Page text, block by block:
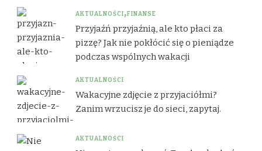
AKTUALNOŚCI FINANSE
Przyjaźń przyjaźnią, ale kto płaci za
pizzę? Jak nie pokłócić się o pieniądze
podczas wspólnych wakacji
AKTUALNOŚCI
Wakacyjne zdjęcie z przyjaciółmi?
Zanim wrzucisz je do sieci, zapytaj.
AKTUALNOŚCI